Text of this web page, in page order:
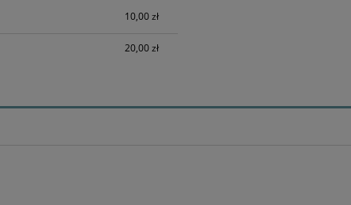
10,00 zł
20,00 zł